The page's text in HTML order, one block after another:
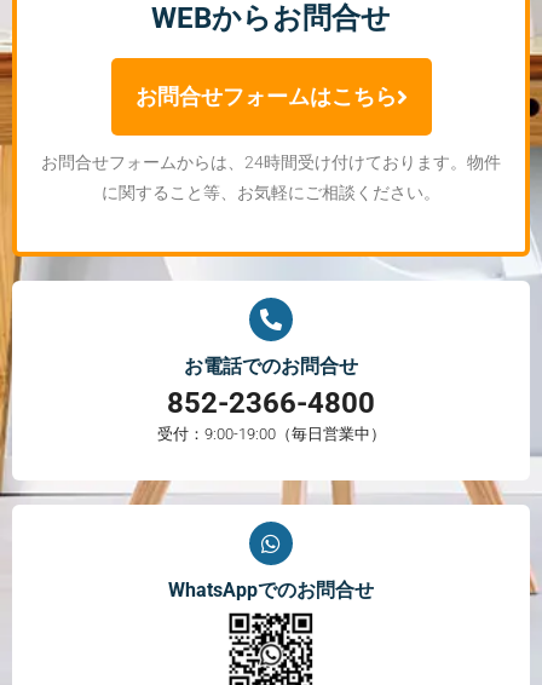
WEBからお問合せ
お問合せフォームはこちら
お問合せフォームからは、24時間受け付けております。物件
に関すること等、お気軽にご相談ください。
お電話でのお問合せ
852-2366-4800
受付：9:00-19:00（毎日営業中）
WhatsAppでのお問合せ